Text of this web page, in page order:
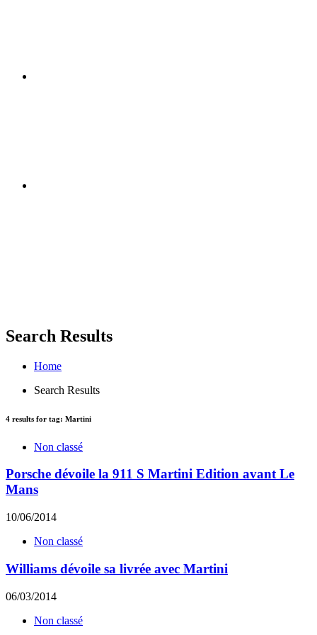
Search Results
Home
Search Results
4 results for tag: Martini
Non classé
Porsche dévoile la 911 S Martini Edition avant Le
Mans
10/06/2014
Non classé
Williams dévoile sa livrée avec Martini
06/03/2014
Non classé